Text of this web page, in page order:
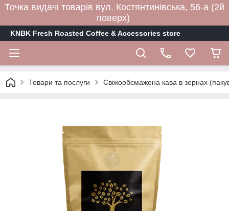
Точка видачі товарів вул. Костянтинівська, 56-а (2й
поверх)
KNBK Fresh Roasted Coffee & Accessories store
Товари та послуги Свіжообсмажена кава в зернах